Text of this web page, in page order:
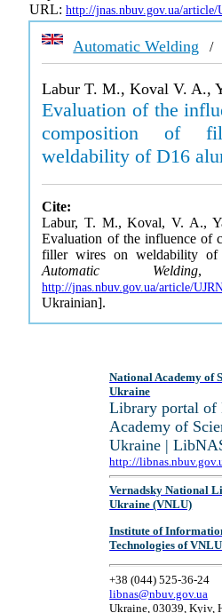
URL: http://jnas.nbuv.gov.ua/article/
Automatic Welding /
Labur T. M., Koval V. A.,
Evaluation of the
composition of
weldability of D16
Cite:
Labur, T. M., Koval, V. A.,
Evaluation of the influence of
filler wires on weldability of
Automatic Welding,
http://jnas.nbuv.gov.ua/article/
Ukrainian].
National Academy of
Ukraine
Library portal of
Academy of
Ukraine |
http://
Vernadsky National
Ukraine (VNLU)
Institute of
Technologies of VNLU
+38 (044) 525-36-24
libnas@nbuv.gov.ua
Ukraine, 03039, Kyiv,